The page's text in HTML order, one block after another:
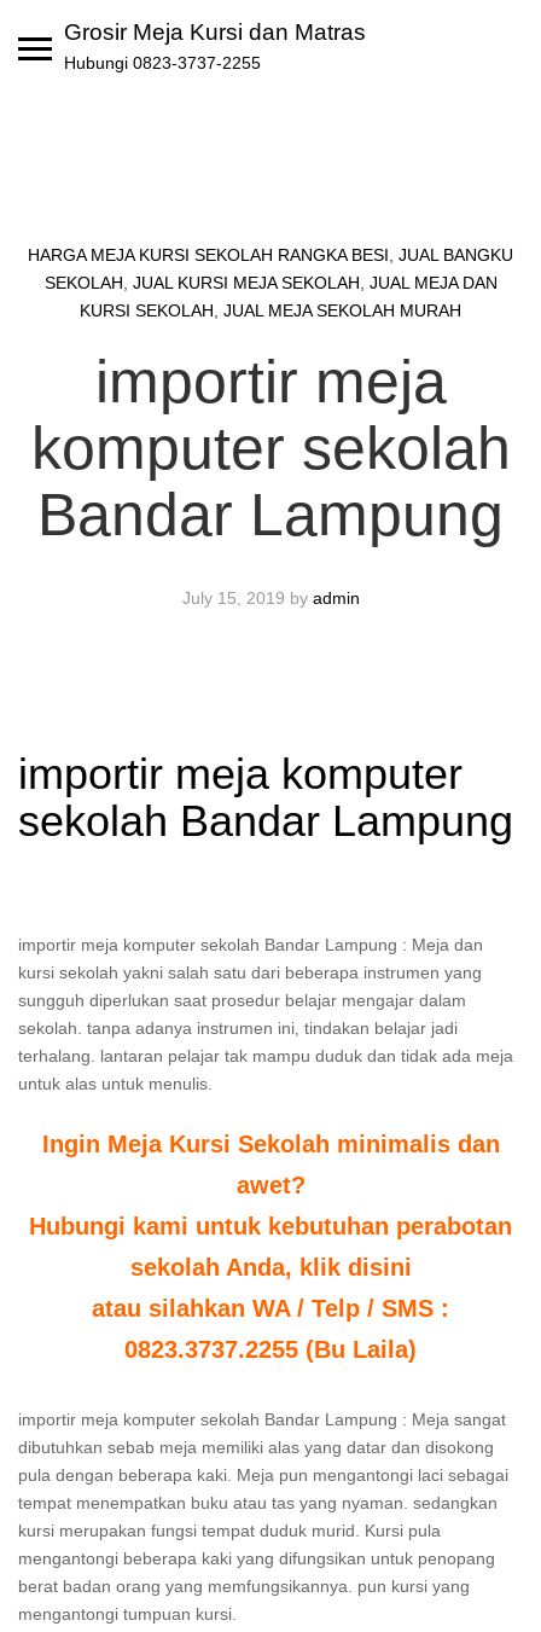
Grosir Meja Kursi dan Matras
Hubungi 0823-3737-2255
HARGA MEJA KURSI SEKOLAH RANGKA BESI JUAL BANGKU
SEKOLAH JUAL KURSI MEJA SEKOLAH JUAL MEJA DAN
KURSI SEKOLAH JUAL MEJA SEKOLAH MURAH
importir meja
komputer sekolah
Bandar Lampung
July 15, 2019 by admin
importir meja komputer
sekolah Bandar Lampung
importir meja komputer sekolah Bandar Lampung : Meja dan
kursi sekolah yakni salah satu dari beberapa instrumen yang
sungguh diperlukan saat prosedur belajar mengajar dalam
sekolah. tanpa adanya instrumen ini, tindakan belajar jadi
terhalang. lantaran pelajar tak mampu duduk dan tidak ada meja
untuk alas untuk menulis.
Ingin Meja Kursi Sekolah minimalis dan
awet?
Hubungi kami untuk kebutuhan perabotan
sekolah Anda, klik disini
atau silahkan WA / Telp / SMS :
0823.3737.2255 (Bu Laila)
importir meja komputer sekolah Bandar Lampung : Meja sangat
dibutuhkan sebab meja memiliki alas yang datar dan disokong
pula dengan beberapa kaki. Meja pun mengantongi laci sebagai
tempat menempatkan buku atau tas yang nyaman. sedangkan
kursi merupakan fungsi tempat duduk murid. Kursi pula
mengantongi beberapa kaki yang difungsikan untuk penopang
berat badan orang yang memfungsikannya. pun kursi yang
mengantongi tumpuan kursi.